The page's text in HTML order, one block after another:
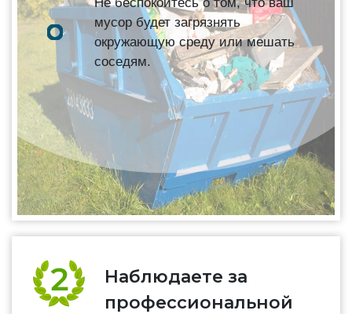
мусор будет загрязнять
окружающую среду или мешать
соседям.
Наблюдаете за
профессиональной